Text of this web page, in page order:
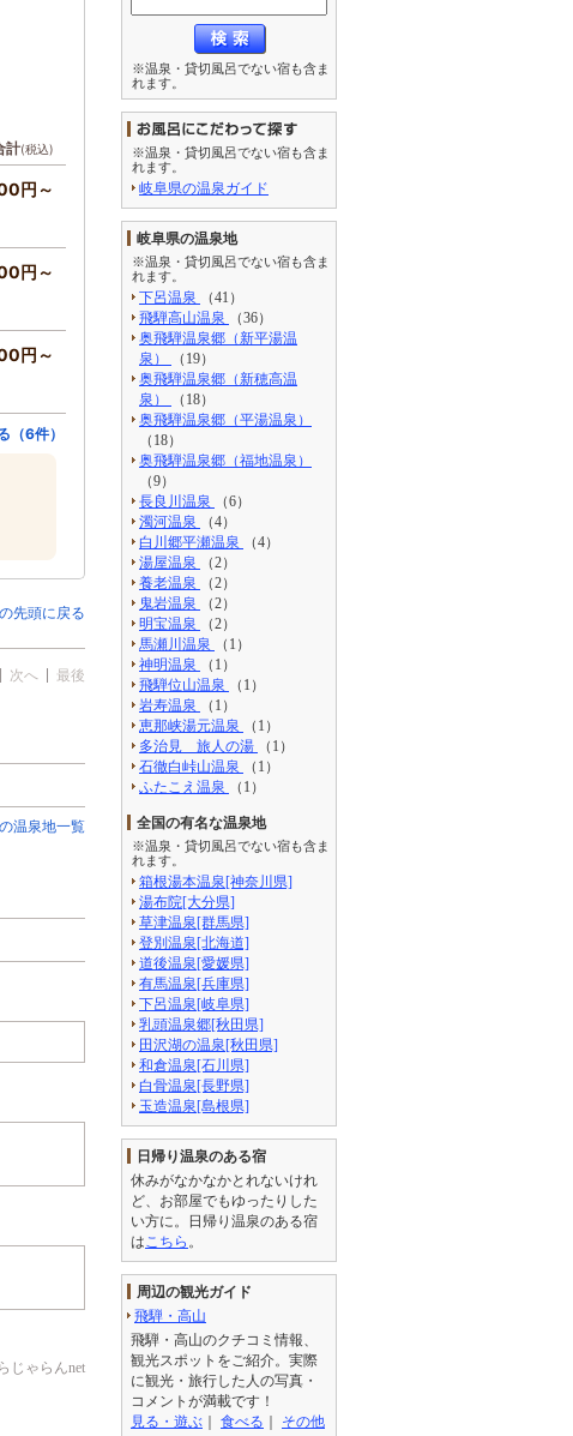
計(税込)
円～
円～
円～
（6件）
先頭に戻る
次へ 最後
温泉地一覧
じゃらんnet
※温泉・貸切風呂でない宿も含ま
れます。
※温泉・貸切風呂でない宿も含ま
れます。
岐阜県の温泉ガイド
岐阜県の温泉地
※温泉・貸切風呂でない宿も含ま
れます。
下呂温泉
（41）
飛騨高山温泉
（36）
奥飛騨温泉郷（新平湯温
泉）
（19）
奥飛騨温泉郷（新穂高温
泉）
（18）
奥飛騨温泉郷（平湯温泉）
（18）
奥飛騨温泉郷（福地温泉）
（9）
長良川温泉
（6）
濁河温泉
（4）
白川郷平瀬温泉
（4）
湯屋温泉
（2）
養老温泉
（2）
鬼岩温泉
（2）
明宝温泉
（2）
馬瀬川温泉
（1）
神明温泉
（1）
飛騨位山温泉
（1）
岩寿温泉
（1）
恵那峡湯元温泉
（1）
多治見 旅人の湯
（1）
石徹白峠山温泉
（1）
ふたこえ温泉
（1）
全国の有名な温泉地
※温泉・貸切風呂でない宿も含ま
れます。
箱根湯本温泉[神奈川県]
湯布院[大分県]
草津温泉[群馬県]
登別温泉[北海道]
道後温泉[愛媛県]
有馬温泉[兵庫県]
下呂温泉[岐阜県]
乳頭温泉郷[秋田県]
田沢湖の温泉[秋田県]
和倉温泉[石川県]
白骨温泉[長野県]
玉造温泉[島根県]
日帰り温泉のある宿
休みがなかなかとれないけれ
ど、お部屋でもゆったりした
い方に。日帰り温泉のある宿
は こちら 。
周辺の観光ガイド
飛騨・高山
飛騨・高山のクチコミ情報、
観光スポットをご紹介。実際
に観光・旅行した人の写真・
コメントが満載です！
見る・遊ぶ ｜ 食べる ｜ その他